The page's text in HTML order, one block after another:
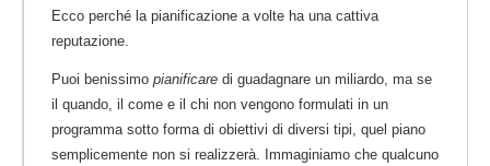
Ecco perché la pianificazione a volte ha una cattiva
reputazione.
Puoi benissimo pianificare di guadagnare un miliardo, ma se
il quando, il come e il chi non vengono formulati in un
programma sotto forma di obiettivi di diversi tipi, quel piano
semplicemente non si realizzerà. Immaginiamo che qualcuno